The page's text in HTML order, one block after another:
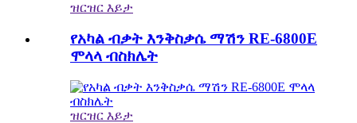
ዝርዝር እይታ
የአካል ብቃት እንቅስቃሴ ማሽን RE-6800E
ሞላላ ብስክሌት
ዝርዝር እይታ